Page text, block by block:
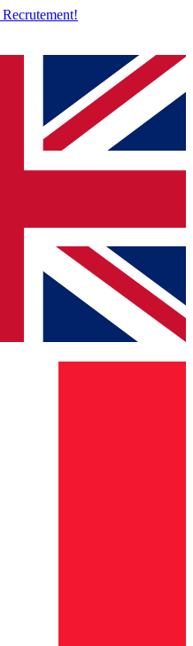
Recrutement!